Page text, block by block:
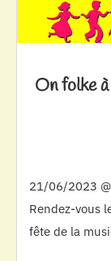
On folke
21/06/2023
Rendez-vous
fête de la